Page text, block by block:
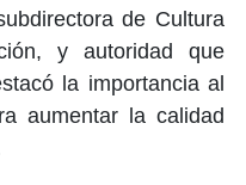
de Cultura
y autoridad que
la importancia al
aumentar la calidad